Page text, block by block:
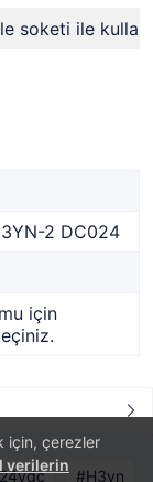
için, çerezler
verilerin
soketi ile
2 DC024
için
24vdc H3yn